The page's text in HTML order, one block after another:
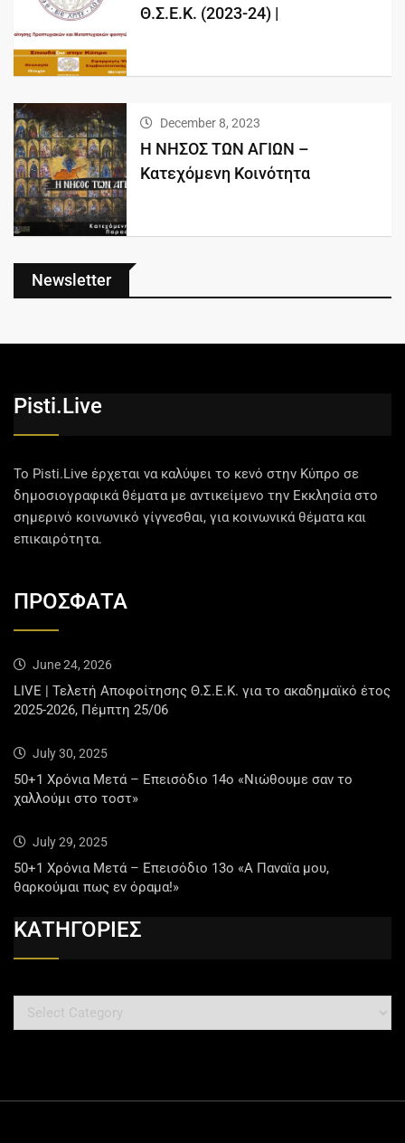
Θ.Σ.Ε.Κ. (2023-24) |
December 8, 2023
Η ΝΗΣΟΣ ΤΩΝ ΑΓΙΩΝ –
Κατεχόμενη Κοινότητα
Newsletter
Pisti.live
Το Pisti.Live έρχεται να καλύψει το κενό στην Κύπρο σε
δημοσιογραφικά θέματα με αντικείμενο την Εκκλησία στο
σημερινό κοινωνικό γίγνεσθαι, για κοινωνικά θέματα και
επικαιρότητα.
ΠΡΟΣΦΑΤΑ
June 24, 2026
LIVE | Τελετή Αποφοίτησης Θ.Σ.Ε.Κ. για το ακαδημαϊκό έτος
2025-2026, Πέμπτη 25/06
July 30, 2025
50+1 Χρόνια Μετά – Επεισόδιο 14ο «Νιώθουμε σαν το
χαλλούμι στο τοστ»
July 29, 2025
50+1 Χρόνια Μετά – Επεισόδιο 13ο «Α Παναϊα μου,
θαρκούμαι πως εν όραμα!»
ΚΑΤΗΓΟΡΙΕΣ